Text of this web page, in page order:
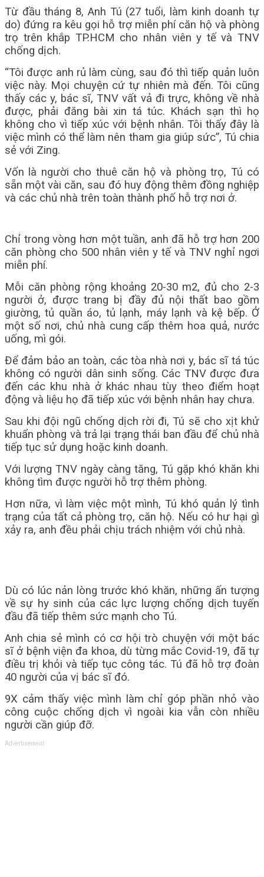
Từ đầu tháng 8, Anh Tú (27 tuổi, làm kinh doanh tự
do) đứng ra kêu gọi hỗ trợ miễn phí căn hộ và phòng
trọ trên khắp TP.HCM cho nhân viên y tế và TNV
chống dịch.
“Tôi được anh rủ làm cùng, sau đó thì tiếp quản luôn
việc này. Mọi chuyện cứ tự nhiên mà đến. Tôi cũng
thấy các y, bác sĩ, TNV vất vả đi trực, không về nhà
được, phải đăng bài xin tá túc. Khách sạn thì họ
không cho vì tiếp xúc với bệnh nhân. Tôi thấy đây là
việc mình có thể làm nên tham gia giúp sức”, Tú chia
sẻ với Zing.
Vốn là người cho thuê căn hộ và phòng trọ, Tú có
sẵn một vài căn, sau đó huy động thêm đồng nghiệp
và các chủ nhà trên toàn thành phố hỗ trợ nơi ở.
Chỉ trong vòng hơn một tuần, anh đã hỗ trợ hơn 200
căn phòng cho 500 nhân viên y tế và TNV nghỉ ngơi
miễn phí.
Mỗi căn phòng rộng khoảng 20-30 m2, đủ cho 2-3
người ở, được trang bị đầy đủ nội thất bao gồm
giường, tủ quần áo, tủ lạnh, máy lạnh và kệ bếp. Ở
một số nơi, chủ nhà cung cấp thêm hoa quả, nước
uống, mì gói.
Để đảm bảo an toàn, các tòa nhà nơi y, bác sĩ tá túc
không có người dân sinh sống. Các TNV được đưa
đến các khu nhà ở khác nhau tùy theo điểm hoạt
động và liệu họ đã tiếp xúc với bệnh nhân hay chưa.
Sau khi đội ngũ chống dịch rời đi, Tú sẽ cho xịt khử
khuẩn phòng và trả lại trạng thái ban đầu để chủ nhà
tiếp tục sử dụng hoặc kinh doanh.
Với lượng TNV ngày càng tăng, Tú gặp khó khăn khi
không tìm được người hỗ trợ thêm phòng.
Hơn nữa, vì làm việc một mình, Tú khó quản lý tình
trạng của tất cả phòng trọ, căn hộ. Nếu có hư hại gì
xảy ra, anh đều phải chịu trách nhiệm với chủ nhà.
Dù có lúc nản lòng trước khó khăn, những ấn tượng
về sự hy sinh của các lực lượng chống dịch tuyến
đầu đã tiếp thêm sức mạnh cho Tú.
Anh chia sẻ mình có cơ hội trò chuyện với một bác
sĩ ở bệnh viện đa khoa, dù từng mắc Covid-19, đã tự
điều trị khỏi và tiếp tục công tác. Tú đã hỗ trợ đoàn
40 người của vị bác sĩ đó.
9X cảm thấy việc mình làm chỉ góp phần nhỏ vào
công cuộc chống dịch vì ngoài kia vẫn còn nhiều
người cần giúp đỡ.
Advertisement